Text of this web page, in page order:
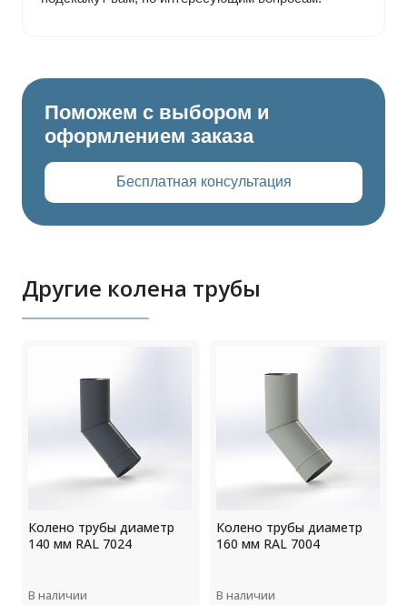
Поможем с выбором и
оформлением заказа
Бесплатная консультация
Другие колена трубы
Колено трубы диаметр
140 мм RAL 7024
В наличии
Колено трубы диаметр
160 мм RAL 7004
В наличии